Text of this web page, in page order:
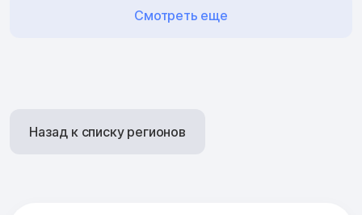
Смотреть еще
Назад к списку регионов